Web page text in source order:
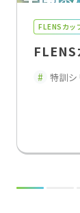
FLENSカッ
特訓